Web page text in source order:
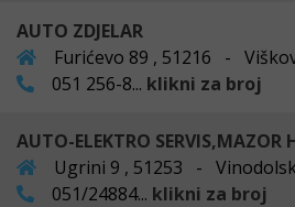
AUTO ZDJELAR
Furićevo 89 , 51216 -
051 256-8... klikni za broj
AUTO-ELEKTRO SERVIS,MAZOR
Ugrini 9 , 51253 -
051/24884... klikni za broj